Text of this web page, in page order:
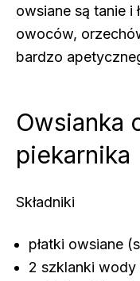
owsiane są tanie i
owoców,
bardzo
Owsianka
piekarnika
Składniki
płatki owsiane
2 szklanki wody